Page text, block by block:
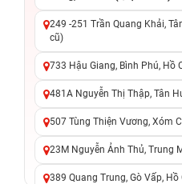
249 -251 Trần Quang Khải,
cũ)
733 Hậu Giang, Bình Phú, Hồ
481A Nguyễn Thị Thập, Tân
507 Tùng Thiện Vương, Xóm
23M Nguyễn Ảnh Thủ, Trung
389 Quang Trung, Gò Vấp,